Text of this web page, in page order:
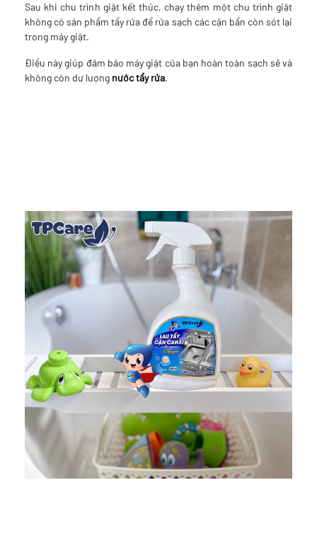
Sau khi chu trình giặt kết thúc, chạy thêm một chu trình giặt
không có sản phẩm tẩy rửa để rửa sạch các cặn bẩn còn sót lại
trong máy giặt.
Điều này giúp đảm bảo máy giặt của bạn hoàn toàn sạch sẽ và
không còn dư lượng nước tẩy rửa.